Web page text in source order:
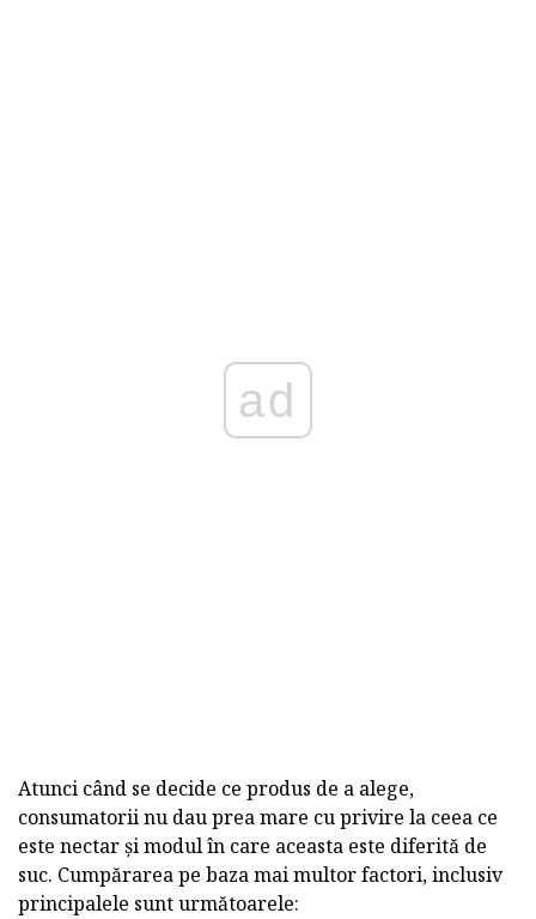
ad
Atunci când se decide ce produs de a alege,
consumatorii nu dau prea mare cu privire la ceea ce
este nectar și modul în care aceasta este diferită de
suc. Cumpărarea pe baza mai multor factori, inclusiv
principalele sunt următoarele: